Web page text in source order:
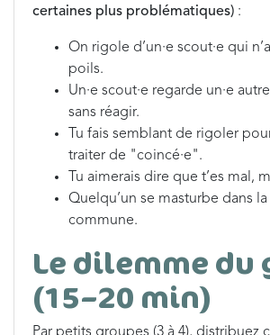
certaines plus problématiques) :
On rigole d’un·e scout·e qui
poils.
Un·e scout·e regarde un·e
sans réagir.
Tu fais semblant de rigoler
traiter de "coincé·e".
Tu aimerais dire que t’es mal,
Quelqu’un se masturbe dans
commune.
Le dilemme du
(15–20 min)